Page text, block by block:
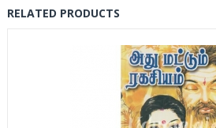
RELATED PRODUCTS